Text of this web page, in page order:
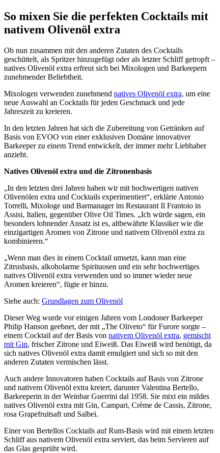
So mixen Sie die perfekten Cocktails mit
nativem Olivenöl extra
Ob nun zusammen mit den anderen Zutaten des Cocktails
geschüttelt, als Spritzer hinzugefügt oder als letzter Schliff getropft –
natives Olivenöl extra erfreut sich bei Mixologen und Barkeepern
zunehmender Beliebtheit.
Mixologen verwenden zunehmend natives Olivenöl extra, um eine
neue Auswahl an Cocktails für jeden Geschmack und jede
Jahreszeit zu kreieren.
In den letzten Jahren hat sich die Zubereitung von Getränken auf
Basis von EVOO von einer exklusiven Domäne innovativer
Barkeeper zu einem Trend entwickelt, der immer mehr Liebhaber
anzieht.
Natives Olivenöl extra und die Zitronenbasis
„In den letzten drei Jahren haben wir mit hochwertigen nativen
Olivenölen extra und Cocktails experimentiert“, erklärte Antonio
Torrelli, Mixologe und Barmanager im Restaurant Il Frantoio in
Assisi, Italien, gegenüber Olive Oil Times. „Ich würde sagen, ein
besonders lohnender Ansatz ist es, altbewährte Klassiker wie die
einzigartigen Aromen von Zitrone und nativem Olivenöl extra zu
kombinieren.“
„Wenn man dies in einem Cocktail umsetzt, kann man eine
Zitrusbasis, alkoholarme Spirituosen und ein sehr hochwertiges
natives Olivenöl extra verwenden und so immer wieder neue
Aromen kreieren“, fügte er hinzu.
Siehe auch: Grundlagen zum Olivenöl
Dieser Weg wurde vor einigen Jahren vom Londoner Barkeeper
Philip Hanson geebnet, der mit „The Oliveto“ für Furore sorgte –
einem Cocktail auf der Basis von nativem Olivenöl extra, gemischt
mit Gin, frischer Zitrone und Eiweiß. Das Eiweiß wird benötigt, da
sich natives Olivenöl extra damit emulgiert und sich so mit den
anderen Zutaten vermischen lässt.
Auch andere Innovatoren haben Cocktails auf Basis von Zitrone
und nativem Olivenöl extra kreiert, darunter Valentina Bertello,
Barkeeperin in der Weinbar Guerrini dal 1958. Sie mixt ein mildes
natives Olivenöl extra mit Gin, Campari, Crème de Cassis, Zitrone,
rosa Grapefruitsaft und Salbei.
Einer von Bertellos Cocktails auf Rum-Basis wird mit einem letzten
Schliff aus nativem Olivenöl extra serviert, das beim Servieren auf
das Glas gesprüht wird.